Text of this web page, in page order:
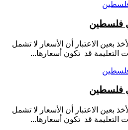
فلسطين
بعين الاعتبار أن الأسعار لا تشمل
التعليمة قد تكون أسعارها...
فلسطين
بعين الاعتبار أن الأسعار لا تشمل
التعليمة قد تكون أسعارها...